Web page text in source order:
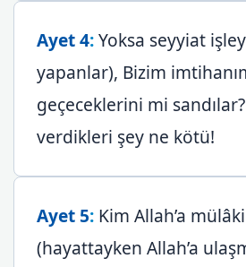
Ayet 4:Yoksa seyyiat
yapanlar), Bizim
geçeceklerini mi
verdikleri şey ne kötü!
Ayet 5: Kim Allah’a
(hayattayken Allah’a